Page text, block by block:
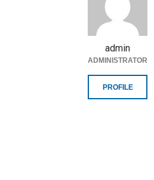
admin
ADMINISTRATOR
PROFILE